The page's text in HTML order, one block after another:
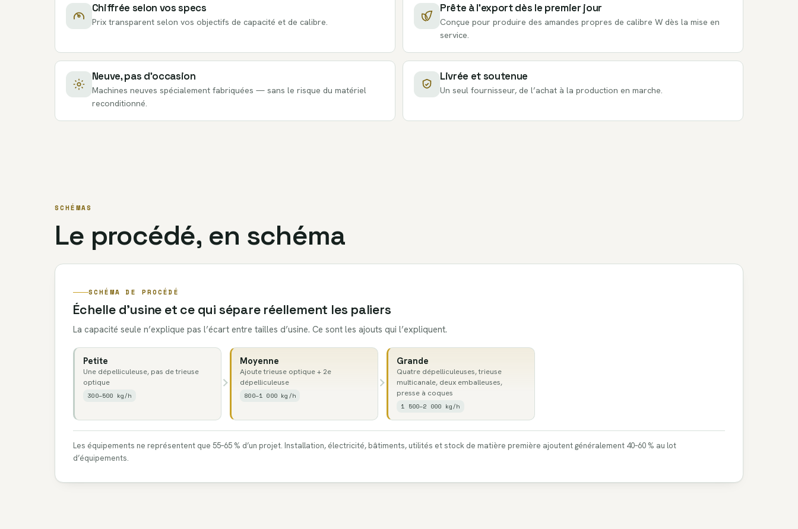
Chiffrée selon vos specs
Prix transparent selon vos objectifs de capacité et de calibre.
Prête à l’export dès le premier jour
Conçue pour produire des amandes propres de calibre W dès la mise en
service.
Neuve, pas d’occasion
Machines neuves spécialement fabriquées — sans le risque du matériel
reconditionné.
Livrée et soutenue
Un seul fournisseur, de l’achat à la production en marche.
SCHÉMAS
Le procédé, en schéma
SCHÉMA DE PROCÉDÉ
Échelle d’usine et ce qui sépare réellement les paliers
La capacité seule n’explique pas l’écart entre tailles d’usine. Ce sont les ajouts qui l’expliquent.
Petite
Une dépelliculeuse, pas de trieuse
optique
300–500 kg/h
Moyenne
Ajoute trieuse optique + 2e
dépelliculeuse
800–1 000 kg/h
Grande
Quatre dépelliculeuses, trieuse
multicanale, deux emballeuses,
presse à coques
1 500–2 000 kg/h
Les équipements ne représentent que 55–65 % d’un projet. Installation, électricité, bâtiments, utilités et stock de matière première ajoutent généralement 40–60 % au lot
d’équipements.